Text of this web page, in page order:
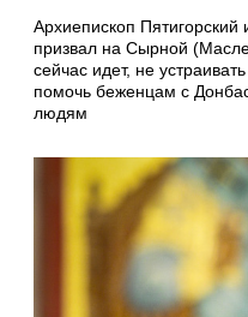
Архиепископ
призвал на Сырной
сейчас идет, не
помочь беженцам с
людям